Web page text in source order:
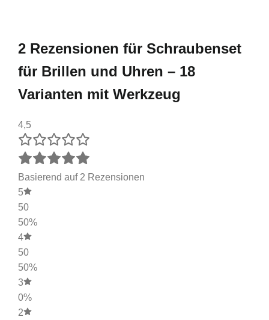
2 Rezensionen für Schraubenset
für Brillen und Uhren – 18
Varianten mit Werkzeug
4,5
Basierend auf 2 Rezensionen
5
50
50%
4
50
50%
3
0%
2